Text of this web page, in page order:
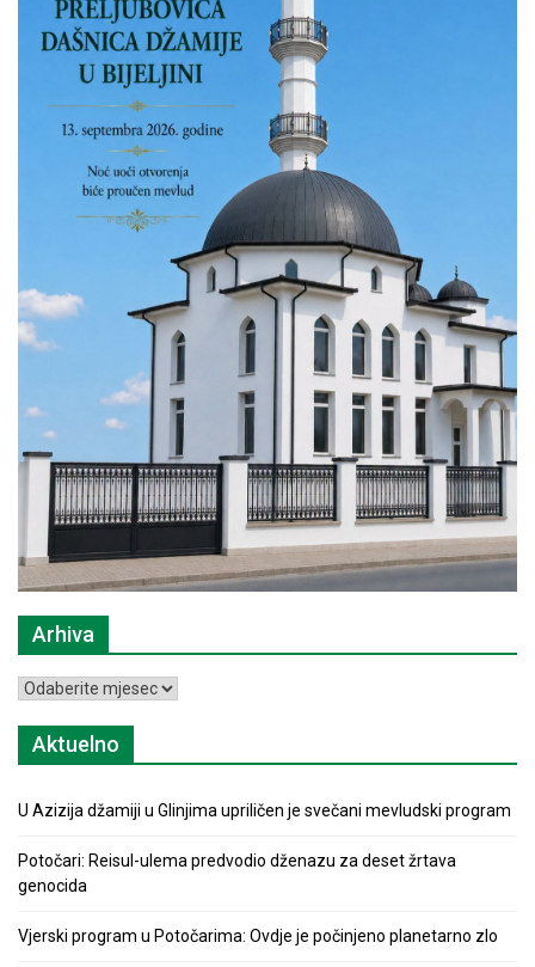
Arhiva
Arhiva
Aktuelno
U Azizija džamiji u Glinjima upriličen je svečani mevludski program
Potočari: Reisul-ulema predvodio dženazu za deset žrtava
genocida
Vjerski program u Potočarima: Ovdje je počinjeno planetarno zlo